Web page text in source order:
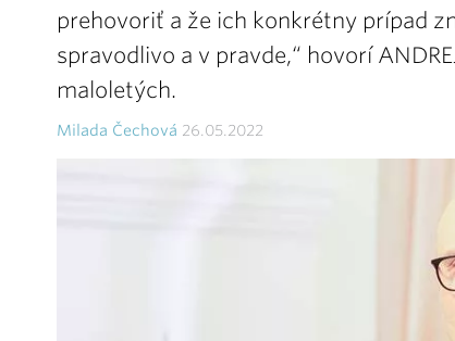
prehovoriť a že ich konkrétny prípad
spravodlivo a v pravde,“ hovorí
maloletých.
Milada Čechová 26.05.2022